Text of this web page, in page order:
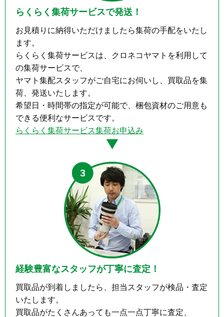
らくらく集荷サービスで発送！
お見積りに納得いただけましたら集荷の手配をいたし
ます。
らくらく集荷サービスは、クロネコヤマトを利用して
の集荷サービスで、
ヤマト集配スタッフがご自宅にお伺いし、買取品を集
荷、発送いたします。
希望日・時間帯の指定が可能で、梱包資材のご用意も
経験豊富なスタッフが丁寧に査定！
買取品が到着しましたら、担当スタッフが検品・査定
いたします。
買取品がたくさんあっても一点一点丁寧に査定、